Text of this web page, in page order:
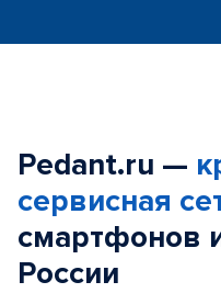
Pedant.ru —
сервисная
смартфонов
России